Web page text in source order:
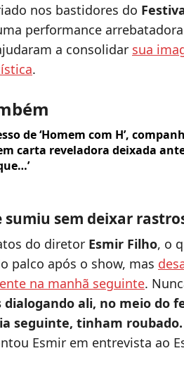
nos bastidores do
performance
a consolidar sua
.
de ‘Homem com H’,
carta reveladora deixada
sumiu sem deixar
do diretor Esmir Filho, o
palco após o show, mas
na manhã seguinte.
ali, no meio do
seguinte, tinham
Esmir em entrevista ao